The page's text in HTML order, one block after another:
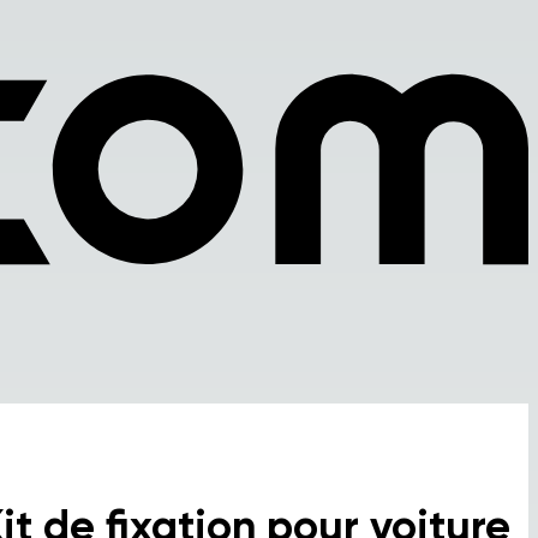
de fixation pour voiture